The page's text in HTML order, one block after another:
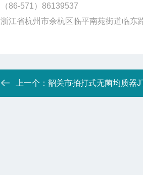
（86-571）86139537
浙江省杭州市余杭区临平南苑街道临东
上一个： 韶关市拍打式无菌均质器